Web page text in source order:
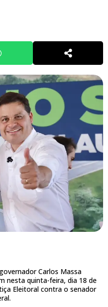
Carlos Massa
nesta quinta-feira, dia 18 de
Eleitoral contra o senador